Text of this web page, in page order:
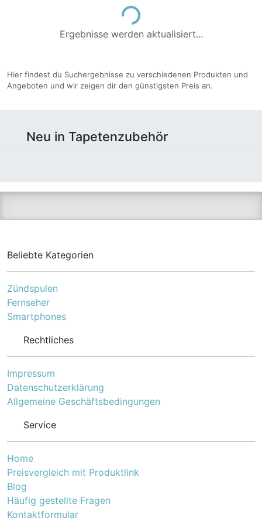
Ergebnisse werden aktualisiert...
Hier findest du Suchergebnisse zu verschiedenen Produkten und
Angeboten und wir zeigen dir den günstigsten Preis an.
Neu in Tapetenzubehör
Beliebte Kategorien
Zündspulen
Fernseher
Smartphones
Rechtliches
Impressum
Datenschutzerklärung
Allgemeine Geschäftsbedingungen
Service
Home
Preisvergleich mit Produktlink
Blog
Häufig gestellte Fragen
Kontaktformular